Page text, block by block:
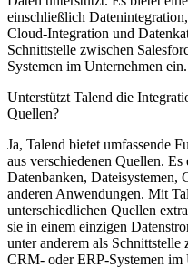
einschließlich
Cloud-Integration und
Schnittstelle zwischen
Systemen im Unternehmen ein.
Unterstützt Talend die
Quellen?
Ja, Talend bietet umfassende
aus verschiedenen Quellen.
Datenbanken, Dateisystemen,
anderen Anwendungen. Mit
unterschiedlichen Quellen
sie in einem einzigen
unter anderem als Schnittstelle
CRM- oder ERP-Systemen im